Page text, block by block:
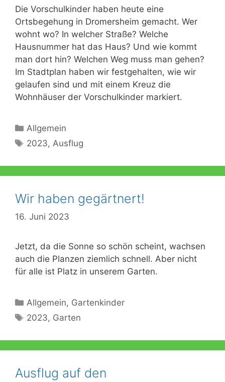
Die Vorschulkinder haben heute eine
Ortsbegehung in Dromersheim gemacht. Wer
wohnt wo? In welcher Straße? Welche
Hausnummer hat das Haus? Und wie kommt
man dort hin? Welchen Weg muss man gehen?
Im Stadtplan haben wir festgehalten, wie wir
gelaufen sind und mit einem Kreuz die
Wohnhäuser der Vorschulkinder markiert.
Kategorien
Allgemein
Schlagwörter
2023,Ausflug
Wir haben gegärtnert!
16. Juni 2023
Jetzt, da die Sonne so schön scheint, wachsen
auch die Planzen ziemlich schnell. Aber nicht
für alle ist Platz in unserem Garten.
Kategorien
Allgemein, Gartenkinder
Schlagwörter
2023, Garten
Ausflug auf den